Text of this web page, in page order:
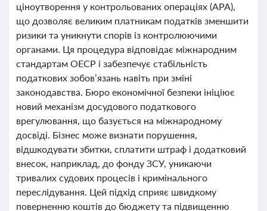
ціноутворення у контрольованих операціях (APA),
що дозволяє великим платникам податків зменшити
ризики та уникнути спорів із контролюючими
органами. Ця процедура відповідає міжнародним
стандартам ОЕСР і забезпечує стабільність
податкових зобов’язань навіть при зміні
законодавства. Бюро економічної безпеки ініціює
новий механізм досудового податкового
врегулювання, що базується на міжнародному
досвіді. Бізнес може визнати порушення,
відшкодувати збитки, сплатити штраф і додатковий
внесок, наприклад, до фонду ЗСУ, уникаючи
тривалих судових процесів і кримінального
переслідування. Цей підхід сприяє швидкому
поверненню коштів до бюджету та підвищенню